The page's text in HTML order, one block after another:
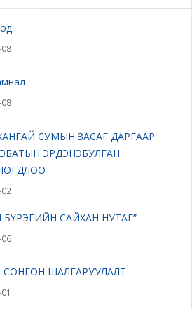
СУМЫН ЗАСАГ ДАРГААР
ЭРДЭНЭБУЛГАН
БҮРЭГИЙН САЙХАН НУТАГ”
СОНГОН ШАЛГАРУУЛАЛТ